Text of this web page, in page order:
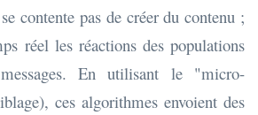
contente pas de créer du contenu ;
réel les réactions des populations
En utilisant le "micro-
ces algorithmes envoient des